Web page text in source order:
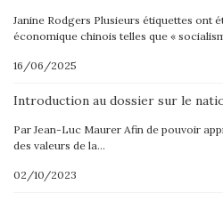
Janine Rodgers Plusieurs étiquettes ont
économique chinois telles que «
16/06/2025
Introduction au dossier sur le
Par Jean-Luc Maurer Afin de pouvoir
des valeurs de la…
02/10/2023